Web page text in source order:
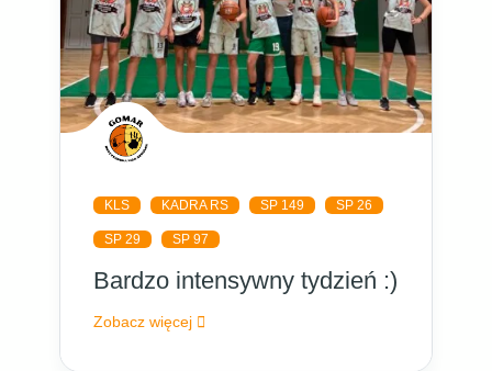
KLS KADRA RS SP 149 SP 26
SP 29 SP 97
Bardzo intensywny tydzień :)
Zobacz więcej